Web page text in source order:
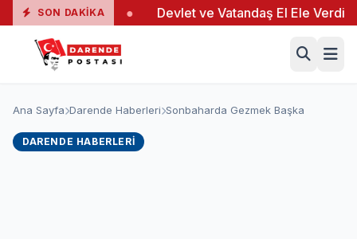
SON DAKIKA
19 Yaralı ● Devlet ve Vatandaş El Ele Verdi ●
Ana Sayfa Darende Haberleri Sonbaharda Gezmek Başka
DARENDE HABERLERI